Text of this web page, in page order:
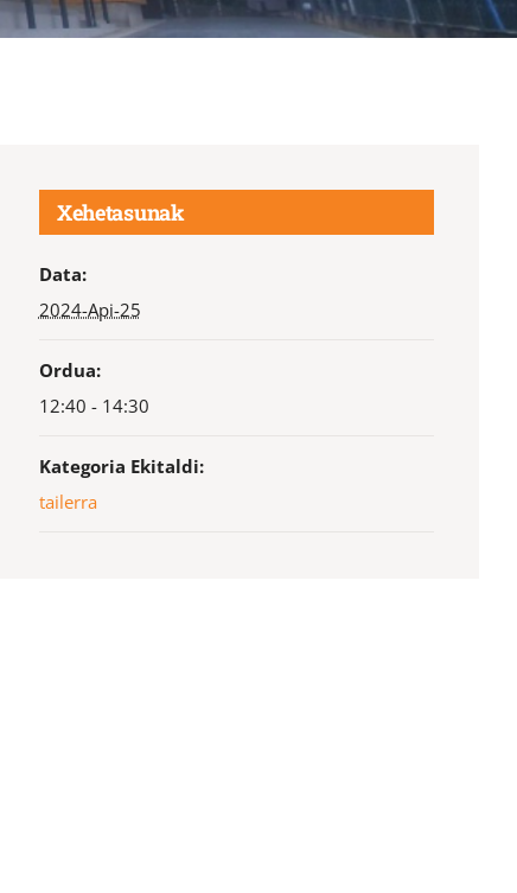
Xehetasunak
Data:
2024-Api-25
Ordua:
12:40 - 14:30
Kategoria Ekitaldi:
tailerra